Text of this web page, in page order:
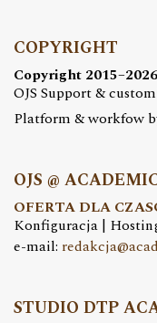
COPYRIGHT
Copyright
OJS Support &
Platform & workfow
OJS @
OFERTA DLA
Konfiguracja |
e-mail:
STUDIO DTP